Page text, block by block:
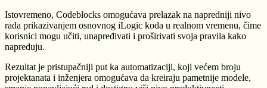
Istovremeno, Codeblocks omogućava prelazak na napredniji nivo
rada prikazivanjem osnovnog iLogic koda u realnom vremenu, čime
korisnici mogu učiti, unapređivati i proširivati svoja pravila kako
napreduju.
Rezultat je pristupačniji put ka automatizaciji, koji većem broju
projektanata i inženjera omogućava da kreiraju pametnije modele,